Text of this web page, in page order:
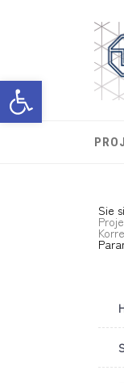
Werkzeugleiste öffnen
Sie